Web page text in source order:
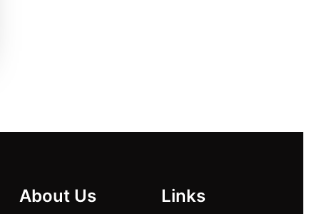
About Us Links